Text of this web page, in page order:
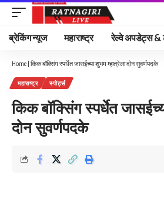
ब्रेकिंग न्यूज महाराष्ट्र रेल्वे अपडेट्स &
Home | किक बॉक्सिंग स्पर्धेत जासईच्या शुभम म्हात्रेला दोन सुवर्णपदके
महाराष्ट्र स्पोर्ट्स
किक बॉक्सिंग स्पर्धेत
दोन सुवर्णपदके